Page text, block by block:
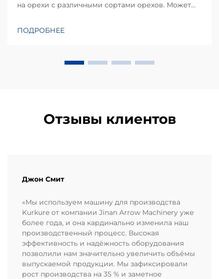
на орехи с различными сортами орехов. Может
задаваемых вопросов производителей пищевой
ПОДРОБНЕЕ
Отзывы клиентов
Джон Смит
«Мы используем машину для производства
Kurkure от компании Jinan Arrow Machinery уже
более года, и она кардинально изменила наш
производственный процесс. Высокая
эффективность и надёжность оборудования
позволили нам значительно увеличить объёмы
выпускаемой продукции. Мы зафиксировали
рост производства на 35 % и заметное